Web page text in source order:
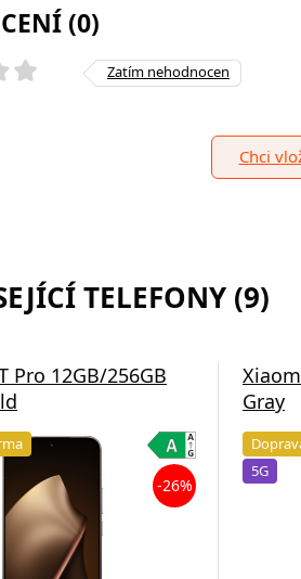
(0)
Zatím nehodnocen
Chci
TELEFONY (9)
Pro 12GB/256GB
-26%
Gray
5G